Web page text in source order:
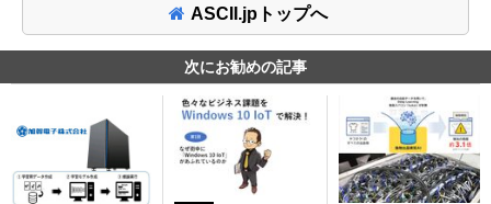
ASCII.jpトップへ
次にお勧めの記事